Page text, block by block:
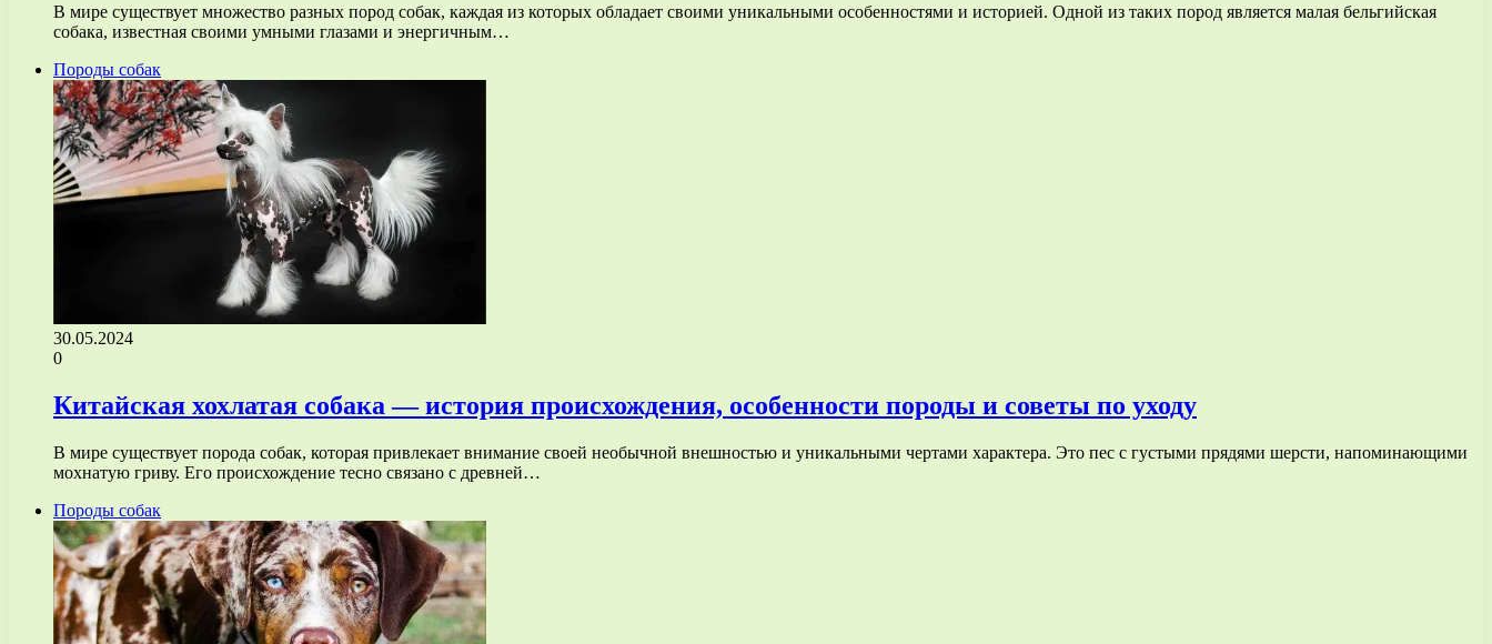
В мире существует множество разных пород собак, каждая из которых обладает своими уникальными особенностями и историей. Одной из таких пород является малая бельгийская
собака, известная своими умными глазами и энергичным…
Породы собак
30.05.2024
0
Китайская хохлатая собака — история происхождения, особенности породы и советы по уходу
В мире существует порода собак, которая привлекает внимание своей необычной внешностью и уникальными чертами характера. Это пес с густыми прядями шерсти, напоминающими
мохнатую гриву. Его происхождение тесно связано с древней…
Породы собак